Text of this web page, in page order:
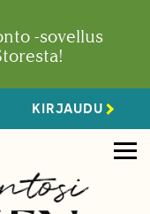
-sovellus
KIRJAUDU